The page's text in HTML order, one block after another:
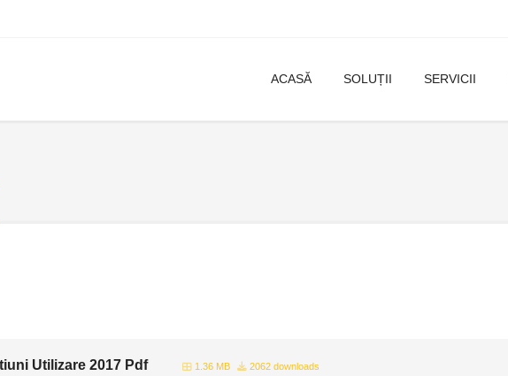
ACASĂ SOLUȚII SERVICII
Utilizare 2017 Pdf 1.36 MB 2062 downloads